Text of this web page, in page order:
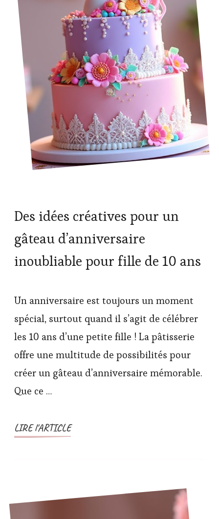
Des idées créatives pour un
gâteau d’anniversaire
inoubliable pour fille de 10 ans
Un anniversaire est toujours un moment
spécial, surtout quand il s’agit de célébrer
les 10 ans d’une petite fille ! La pâtisserie
offre une multitude de possibilités pour
créer un gâteau d’anniversaire mémorable.
Que ce …
LIRE l'ARTICLE